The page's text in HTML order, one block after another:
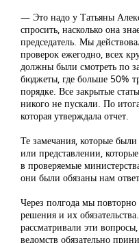
— Это надо у Татьяны
спросить, насколько она
председатель. Мы
проверок ежегодно, всех
должны были смотреть по
бюджеты, где больше 50%
порядке. Все закрытые
никого не пускали. По
которая утверждала отчет.
Те замечания, которые
или представлении,
в проверяемые
они были обязаны нам
Через полгода мы
решения и их
рассматривали эти
ведомств обязательно